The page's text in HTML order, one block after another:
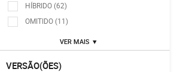
HÍBRIDO (62)
OMITIDO (11)
VER MAIS ▼
VERSÃO(ÕES)